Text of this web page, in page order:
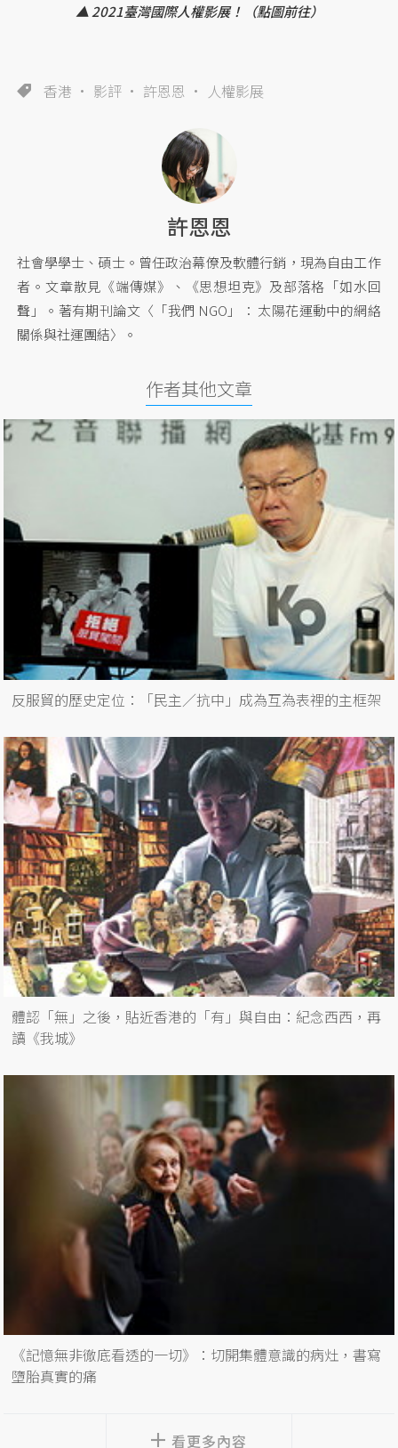
▲ 2021臺灣國際人權影展！（點圖前往）
香港 影評 許恩恩 人權影展
許恩恩
社會學學士、碩士。曾任政治幕僚及軟體行銷，現為自由工作
者。文章散見《端傳媒》、《思想坦克》及部落格「如水回
聲」。著有期刊論文〈「我們 NGO」： 太陽花運動中的網絡
關係與社運團結〉。
作者其他文章
反服貿的歷史定位：「民主／抗中」成為互為表裡的主框架
體認「無」之後，貼近香港的「有」與自由：紀念西西，再
讀《我城》
《記憶無非徹底看透的一切》：切開集體意識的病灶，書寫
墮胎真實的痛
看更多內容